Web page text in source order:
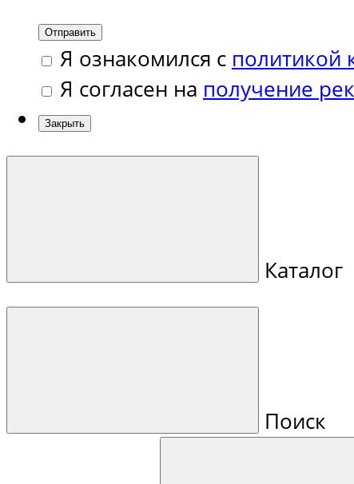
Отправить
Я ознакомился с политикой
Я согласен на получение
Закрыть
Каталог
Поиск